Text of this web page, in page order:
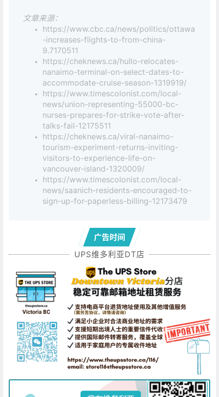
文章来源：
https://www.cbc.ca/news/politics/ottawa
-increases-flights-to-from-china-
9.7170511
https://cheknews.ca/hullo-relocates-
nanaimo-terminal-on-select-dates-to-
accommodate-cruise-season-1319919/
https://www.timescolonist.com/local-
news/union-representing-55000-bc-
nurses-prepares-for-strike-vote-after-
talks-fail-12175511
https://cheknews.ca/viral-nanaimo-
tourism-experiment-returns-inviting-
visitors-to-experience-life-on-
vancouver-island-1320009/
https://www.timescolonist.com/local-
news/saanich-residents-encouraged-to-
sign-up-for-paperless-billing-12173479
广告时间
UPS维多利亚DT店